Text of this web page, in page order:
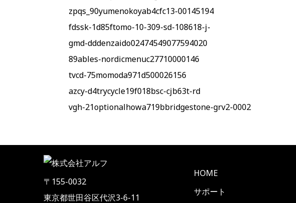
zpqs_90yumenokoyab4cfc13-00145194
fdssk-1d85ftomo-10-309-sd-108618-j-
gmd-dddenzaido02474549077594020
89ables-nordicmenuc27710000146
tvcd-75momoda971d500026156
azcy-d4trycycle19f018bsc-cjb63t-rd
vgh-21optionalhowa719bbridgestone-grv2-0002
〒155-0032
東京都世田谷区代沢3-6-11
HOME
サポート